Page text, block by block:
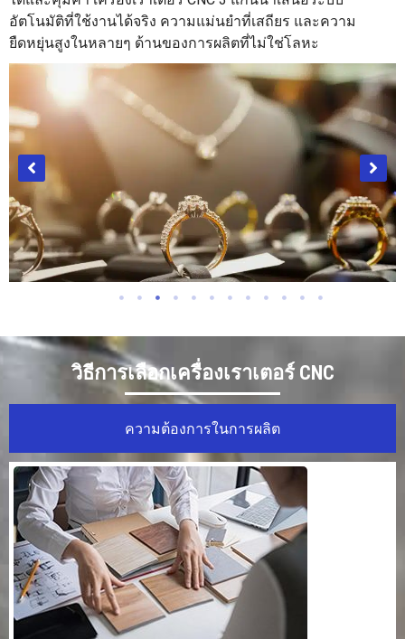
อัตโนมัติที่ใช้งานได้จริง ความแม่นยำที่เสถียร และความ
ยืดหยุ่นสูงในหลายๆ ด้านของการผลิตที่ไม่ใช่โลหะ
อุตสาหกรรมเครื่องประดับ
วิธีการเลือกเครื่องเราเตอร์ CNC
ความต้องการในการผลิต